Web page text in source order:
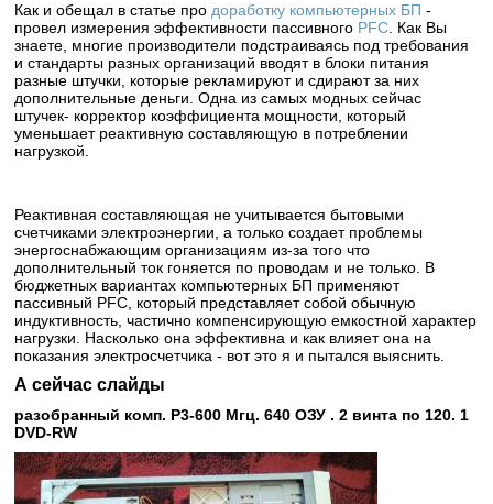
Как и обещал в статье про доработку компьютерных БП -
провел измерения эффективности пассивного PFC . Как Вы
знаете, многие производители подстраиваясь под требования
и стандарты разных организаций вводят в блоки питания
разные штучки, которые рекламируют и сдирают за них
дополнительные деньги. Одна из самых модных сейчас
штучек- корректор коэффициента мощности, который
уменьшает реактивную составляющую в потреблении
нагрузкой.
Реактивная составляющая не учитывается бытовыми
счетчиками электроэнергии, а только создает проблемы
энергоснабжающим организациям из-за того что
дополнительный ток гоняется по проводам и не только. В
бюджетных вариантах компьютерных БП применяют
пассивный PFC, который представляет собой обычную
индуктивность, частично компенсирующую емкостной характер
нагрузки. Насколько она эффективна и как влияет она на
показания электросчетчика - вот это я и пытался выяснить.
А сейчас слайды
разобранный комп. P3-600 Мгц. 640 ОЗУ . 2 винта по 120. 1
DVD-RW